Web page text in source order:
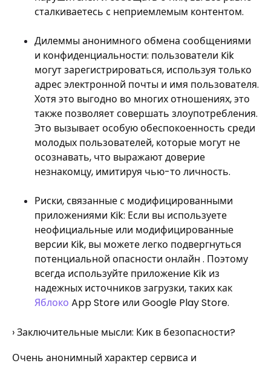
сталкиваетесь с неприемлемым контентом.
Дилеммы анонимного обмена сообщениями
и конфиденциальности: пользователи Kik
могут зарегистрироваться, используя только
адрес электронной почты и имя пользователя.
Хотя это выгодно во многих отношениях, это
также позволяет совершать злоупотребления.
Это вызывает особую обеспокоенность среди
молодых пользователей, которые могут не
осознавать, что выражают доверие
незнакомцу, имитируя чью-то личность.
Риски, связанные с модифицированными
приложениями Kik: Если вы используете
неофициальные или модифицированные
версии Kik, вы можете легко подвергнуться
потенциальной опасности онлайн . Поэтому
всегда используйте приложение Kik из
надежных источников загрузки, таких как
Яблоко App Store или Google Play Store.
› Заключительные мысли: Кик в безопасности?
Очень анонимный характер сервиса и